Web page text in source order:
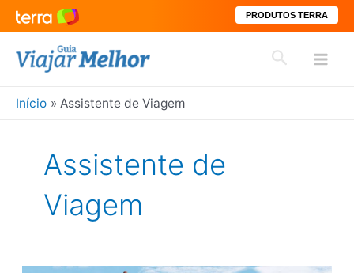
PRODUTOS TERRA
para
conteúdo
Pesquisar
Início Assistente de Viagem
Assistente de
Viagem